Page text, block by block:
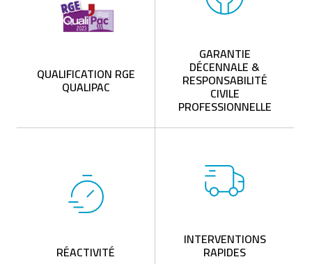
QUALIFICATION RGE
QUALIPAC
GARANTIE
DÉCENNALE &
RESPONSABILITÉ
CIVILE
PROFESSIONNELLE
RÉACTIVITÉ
INTERVENTIONS
RAPIDES